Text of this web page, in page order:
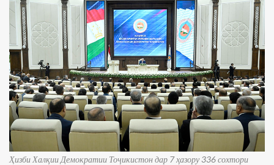
Ҳизби Халқии Демократии Тоҷикистон дар 7 ҳазору 336 сохтори